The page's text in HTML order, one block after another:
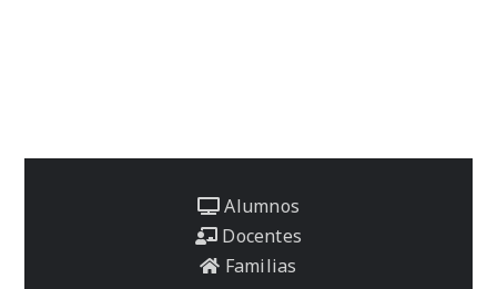
Alumnos
Docentes
Familias